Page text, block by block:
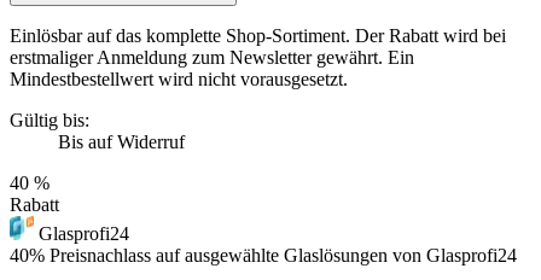
Einlösbar auf das komplette Shop-Sortiment. Der Rabatt wird bei
erstmaliger Anmeldung zum Newsletter gewährt. Ein
Mindestbestellwert wird nicht vorausgesetzt.
Gültig bis:
Bis auf Widerruf
40 %
Rabatt
Glasprofi24
40% Preisnachlass auf ausgewählte Glaslösungen von Glasprofi24